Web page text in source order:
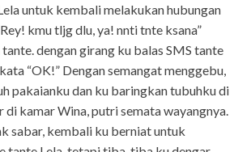
untuk kembali melakukan hubungan
kmu tljg dlu, ya! nnti tnte ksana”
dengan girang ku balas SMS tante
“OK!” Dengan semangat menggebu,
pakaianku dan ku baringkan tubuhku di
kamar Wina, putri semata wayangnya.
sabar, kembali ku berniat untuk